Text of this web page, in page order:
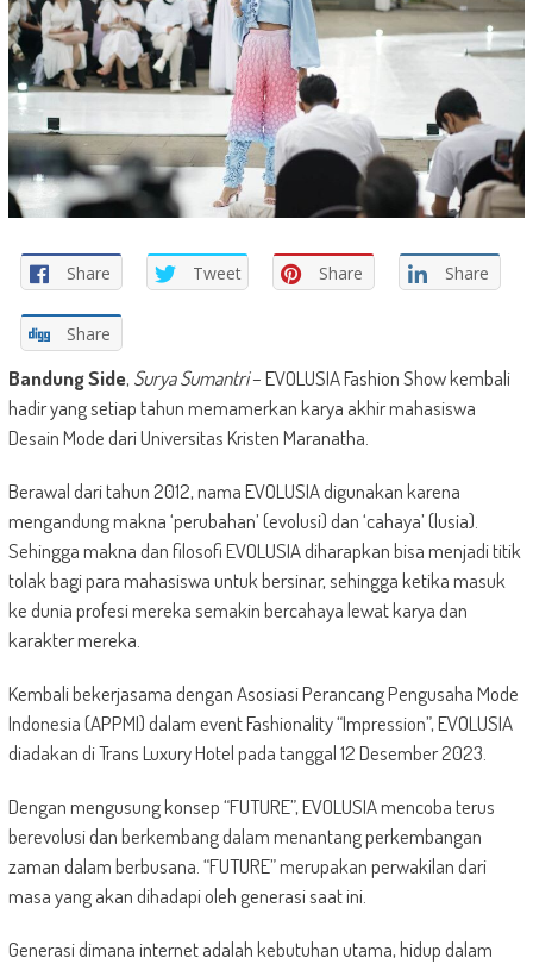
Share Tweet Share Share
Share
Bandung Side, Surya Sumantri– EVOLUSIA Fashion Show kembali
hadir yang setiap tahun memamerkan karya akhir mahasiswa
Desain Mode dari Universitas Kristen Maranatha.
Berawal dari tahun 2012, nama EVOLUSIA digunakan karena
mengandung makna ‘perubahan’ (evolusi) dan ‘cahaya’ (lusia).
Sehingga makna dan filosofi EVOLUSIA diharapkan bisa menjadi titik
tolak bagi para mahasiswa untuk bersinar, sehingga ketika masuk
ke dunia profesi mereka semakin bercahaya lewat karya dan
karakter mereka.
Kembali bekerjasama dengan Asosiasi Perancang Pengusaha Mode
Indonesia (APPMI) dalam event Fashionality “Impression”, EVOLUSIA
diadakan di Trans Luxury Hotel pada tanggal 12 Desember 2023.
Dengan mengusung konsep “FUTURE”, EVOLUSIA mencoba terus
berevolusi dan berkembang dalam menantang perkembangan
zaman dalam berbusana. “FUTURE” merupakan perwakilan dari
masa yang akan dihadapi oleh generasi saat ini.
Generasi dimana internet adalah kebutuhan utama, hidup dalam